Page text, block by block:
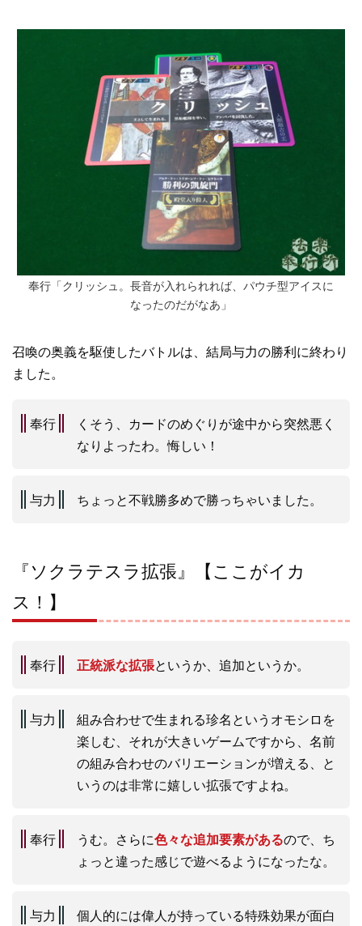
奉行「クリッシュ。長音が入れられれば、パウチ型アイスに
なったのだがなあ」
召喚の奥義を駆使したバトルは、結局与力の勝利に終わり
ました。
奉行
くそう、カードのめぐりが途中から突然悪く
なりよったわ。悔しい！
与力 ちょっと不戦勝多めで勝っちゃいました。
『ソクラテスラ拡張』【ここがイカ
ス！】
奉行 正統派な拡張というか、追加というか。
与力
組み合わせで生まれる珍名というオモシロを
楽しむ、それが大きいゲームですから、名前
の組み合わせのバリエーションが増える、と
いうのは非常に嬉しい拡張ですよね。
奉行 うむ。さらに色々な追加要素があるので、ち
ょっと違った感じで遊べるようになったな。
与力
個人的には偉人が持っている特殊効果が面白